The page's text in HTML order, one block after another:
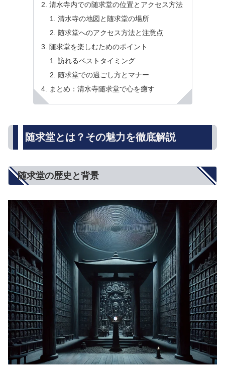
清水寺内での随求堂の位置とアクセス方法
清水寺の地図と随求堂の場所
随求堂へのアクセス方法と注意点
随求堂を楽しむためのポイント
訪れるベストタイミング
随求堂での過ごし方とマナー
まとめ：清水寺随求堂で心を癒す
随求堂とは？その魅力を徹底解説
随求堂の歴史と背景